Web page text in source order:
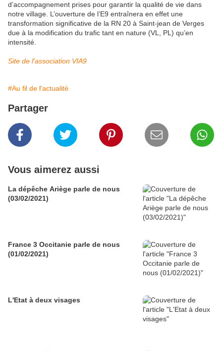
d’accompagnement prises pour garantir la qualité de vie dans
notre village. L’ouverture de l’E9 entraînera en effet une
transformation significative de la RN 20 à Saint-jean de Verges
due à la modification du trafic tant en nature (VL, PL) qu’en
intensité.
Site de l'association VIA9
#Au fil de l'actualité
Partager
Vous aimerez aussi
La dépêche Ariège parle de nous
(03/02/2021)
France 3 Occitanie parle de nous
(01/02/2021)
L'Etat à deux visages